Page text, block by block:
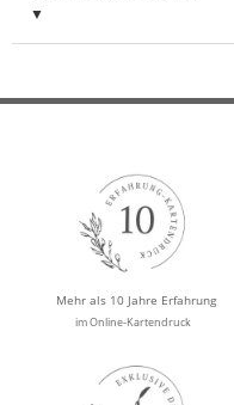
Mehr als 10 Jahre Erfahrung
im Online-Kartendruck